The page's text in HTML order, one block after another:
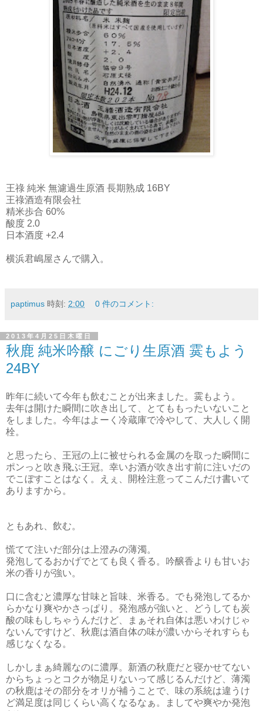
王祿 純米 無濾過生原酒 長期熟成 16BY
王祿酒造有限会社
精米歩合 60%
酸度 2.0
日本酒度 +2.4
横浜君嶋屋さんで購入。
paptimus 時刻: 2:00 0 件のコメント:
2013年4月25日木曜日
秋鹿 純米吟醸 にごり生原酒 霙もよう
24BY
昨年に続いて今年も飲むことが出来ました。霙もよう。
去年は開けた瞬間に吹き出して、とてももったいないこと
をしました。今年はよーく冷蔵庫で冷やして、大人しく開
栓。
と思ったら、王冠の上に被せられる金属のを取った瞬間に
ポンっと吹き飛ぶ王冠。幸いお酒が吹き出す前に注いだの
でこぼすことはなく。えぇ、開栓注意ってこんだけ書いて
ありますから。
ともあれ、飲む。
慌てて注いだ部分は上澄みの薄濁。
発泡してるおかげでとても良く香る。吟醸香よりも甘いお
米の香りが強い。
口に含むと濃厚な甘味と旨味、米香る。でも発泡してるか
らかなり爽やかさっぱり。発泡感が強いと、どうしても炭
酸の味もしちゃうんだけど、まぁそれ自体は悪いわけじゃ
ないんですけど、秋鹿は酒自体の味が濃いからそれすらも
感じなくなる。
しかしまぁ綺麗なのに濃厚。新酒の秋鹿だと寝かせてない
からちょっとコクが物足りないって感じるんだけど、薄濁
の秋鹿はその部分をオリが補うことで、味の系統は違うけ
ど満足度は同じくらい高くなるなぁ。ましてや爽やか発泡